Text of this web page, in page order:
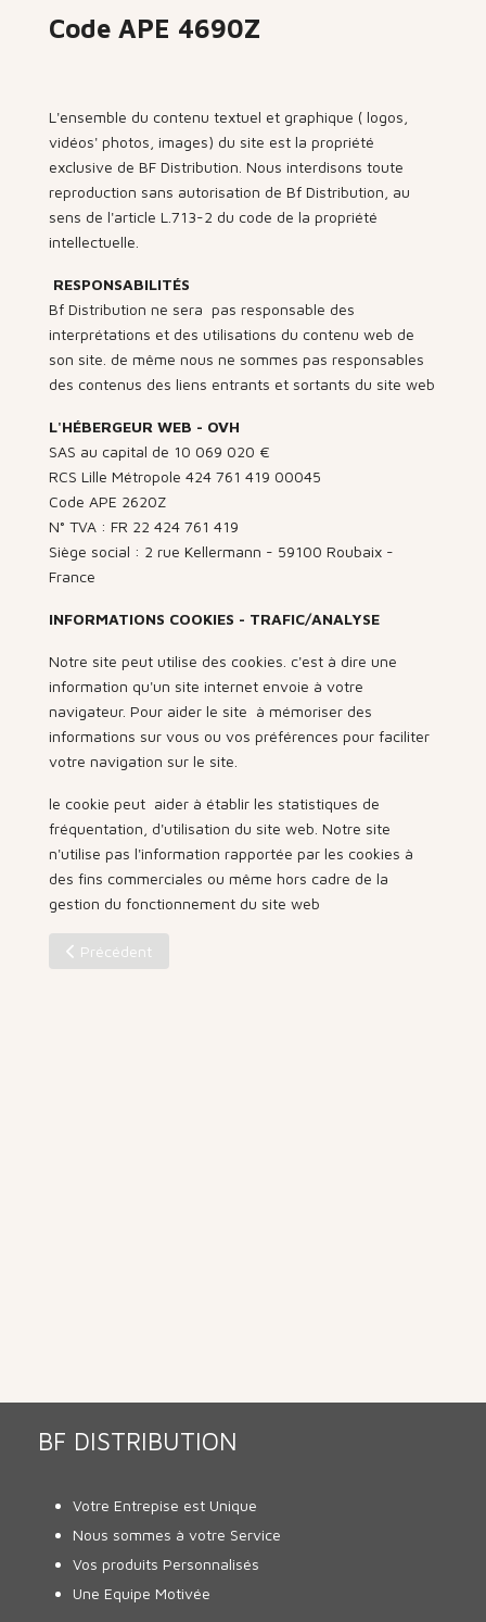
Code APE 4690Z
L'ensemble du contenu textuel et graphique ( logos,
vidéos' photos, images) du site est la propriété
exclusive de BF Distribution. Nous interdisons toute
reproduction sans autorisation de Bf Distribution, au
sens de l'article L.713-2 du code de la propriété
intellectuelle.
RESPONSABILITÉS
Bf Distribution ne sera pas responsable des
interprétations et des utilisations du contenu web de
son site. de même nous ne sommes pas responsables
des contenus des liens entrants et sortants du site web
L'HÉBERGEUR WEB - OVH
SAS au capital de 10 069 020 €
RCS Lille Métropole 424 761 419 00045
Code APE 2620Z
N° TVA : FR 22 424 761 419
Siège social : 2 rue Kellermann - 59100 Roubaix -
France
INFORMATIONS COOKIES - TRAFIC/ANALYSE
Notre site peut utilise des cookies. c'est à dire une
information qu'un site internet envoie à votre
navigateur. Pour aider le site à mémoriser des
informations sur vous ou vos préférences pour faciliter
votre navigation sur le site.
le cookie peut aider à établir les statistiques de
fréquentation, d'utilisation du site web. Notre site
n'utilise pas l'information rapportée par les cookies à
des fins commerciales ou même hors cadre de la
gestion du fonctionnement du site web
Article précédent : Qui sommes-nous
Précédent
BF DISTRIBUTION
Votre Entrepise est Unique
Nous sommes à votre Service
Vos produits Personnalisés
Une Equipe Motivée